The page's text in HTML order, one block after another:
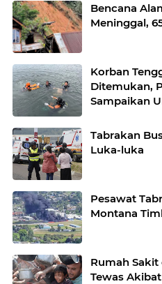
Bencana
Meninggal,
Korban
Ditemukan,
Sampaikan
Tabrakan
Luka-luka
Pesawat
Montana
Rumah Sakit
Tewas